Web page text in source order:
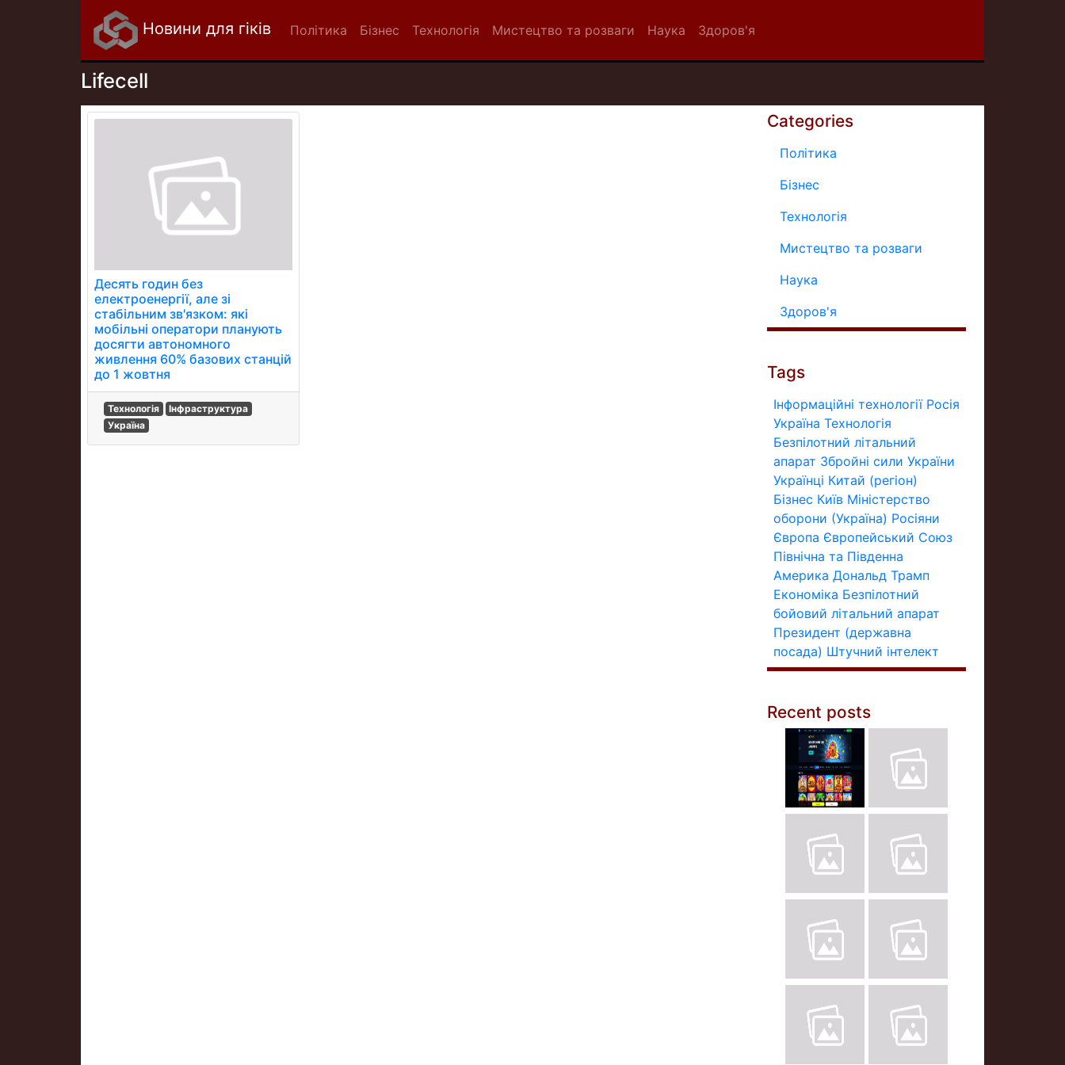
Новини для гіків Політика Бізнес Технологія Мистецтво та розваги Наука Здоров'я
Lifecell
Десять годин без
електроенергії, але зі
стабільним зв'язком: які
мобільні оператори планують
досягти автономного
живлення 60% базових станцій
до 1 жовтня
Технологія
Інфраструктура
Україна
Categories
Політика
Бізнес
Технологія
Мистецтво та розваги
Наука
Здоров'я
Tags
Інформаційні технології Росія
Україна Технологія
Безпілотний літальний
апарат Збройні сили України
Українці Китай (регіон)
Бізнес Київ Міністерство
оборони (Україна) Росіяни
Європа Європейський Союз
Північна та Південна
Америка Дональд Трамп
Економіка Безпілотний
бойовий літальний апарат
Президент (державна
посада) Штучний інтелект
Recent posts